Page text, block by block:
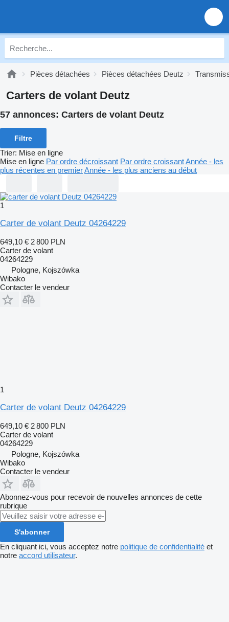
Pièces détachées Pièces détachées Deutz
Carters de volant Deutz
57 annonces: Carters de volant Deutz
Filtre
Trier: Mise en ligne
Mise en ligne Par ordre décroissant Par ordre croissantAnnée - les
plus récentes en premierAnnée - les plus anciens au début
1
Carter de volant Deutz 04264229
649,10 € 2 800 PLN
Carter de volant
04264229
Pologne, Kojszówka
Wibako
Contacter le vendeur
1
Carter de volant Deutz 04264229
649,10 € 2 800 PLN
Carter de volant
04264229
Pologne, Kojszówka
Wibako
Contacter le vendeur
Abonnez-vous pour recevoir de nouvelles annonces de cette
rubrique
S'abonner
En cliquant ici, vous acceptez notre politique de confidentialité et
notre accord utilisateur.